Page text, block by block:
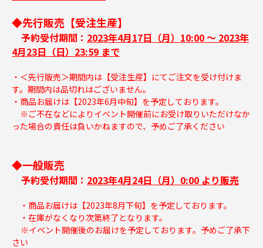
◆先行販売【受注生産】
予約受付期間： 2023年4月17日（月）10:00 ～ 2023年
4月23日（日）23:59 まで
・＜先行販売＞期間内は【受注生産】にてご注文を受け付けま
す。期間内は品切れはございません。
・商品お届けは【2023年6月中旬】を予定しております。
※ご不在などによりイベント開催前にお受け取りいただけなか
った場合の責任は負いかねますので、予めご了承ください
◆一般販売
予約受付期間： 2023年4月24日（月）0:00 より販売
・商品お届けは【2023年8月下旬】を予定しております。
・在庫がなくなり次第終了となります。
※イベント開催後のお届けを予定しております。予めご了承下
さい